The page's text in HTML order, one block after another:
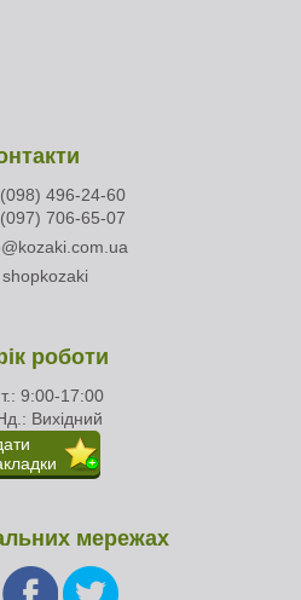
роботи
9:00-17:00
Вихідний
496-24-60
706-65-07
shopkozaki
мережах